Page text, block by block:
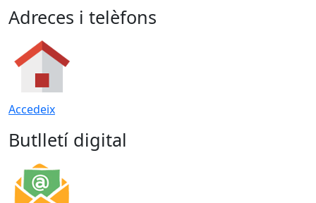
Adreces i telèfons
Accedeix
Butlletí digital